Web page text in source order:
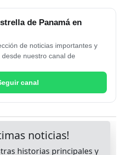
de Panamá en
de noticias importantes y
nuestro canal de
canal